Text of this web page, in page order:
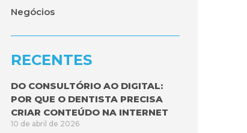
Negócios
RECENTES
DO CONSULTÓRIO AO DIGITAL:
POR QUE O DENTISTA PRECISA
CRIAR CONTEÚDO NA INTERNET
10 de abril de 2026